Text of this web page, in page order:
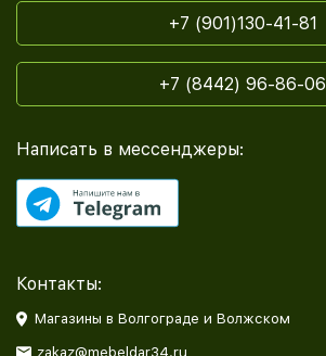
+7 (901)130-41-81
+7 (8442) 96-86-06
Написать в мессенджеры:
Контакты:
Магазины в Волгограде и Волжском
zakaz@mebeldar34.ru